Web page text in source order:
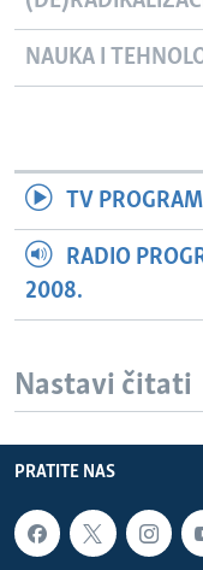
NAUKA I
TV PROGRAMI
RADIO
2008.
Nastavi čitati
PRATITE NAS